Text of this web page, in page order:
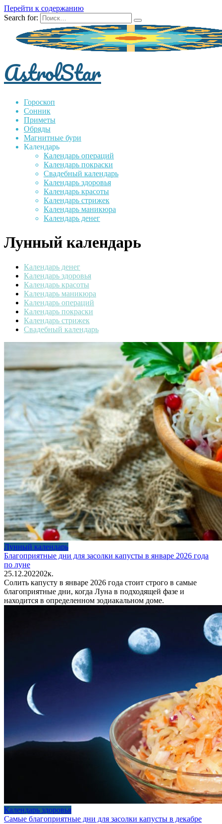
Перейти к содержанию
Search for:
AstrolStar
Гороскоп
Сонник
Приметы
Обряды
Магнитные бури
Календарь
Календарь операций
Календарь покраски
Свадебный календарь
Календарь здоровья
Календарь красоты
Календарь стрижек
Календарь маникюра
Календарь денег
Лунный календарь
Календарь денег
Календарь здоровья
Календарь красоты
Календарь маникюра
Календарь операций
Календарь покраски
Календарь стрижек
Свадебный календарь
Лунный календарь
Благоприятные дни для засолки капусты в январе 2026 года
по луне
25.12.202202к.
Солить капусту в январе 2026 года стоит строго в самые
благоприятные дни, когда Луна в подходящей фазе и
находится в определенном зодиакальном доме.
Календарь здоровья
Самые благоприятные дни для засолки капусты в декабре